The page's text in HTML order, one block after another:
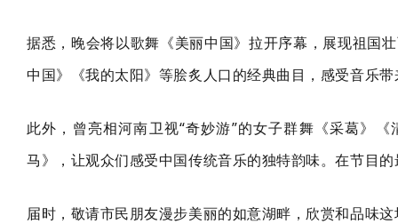
据悉，晚会将以歌舞《美丽中国》拉开序幕，展现祖国
中国》《我的太阳》等脍炙人口的经典曲目，感受音乐
此外，曾亮相河南卫视“奇妙游”的女子群舞《采葛》
马》，让观众们感受中国传统音乐的独特韵味。在节目
届时，敬请市民朋友漫步美丽的如意湖畔，欣赏和品味